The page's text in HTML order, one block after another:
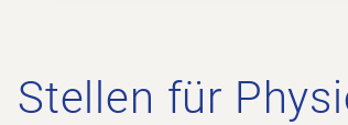
Stellen für